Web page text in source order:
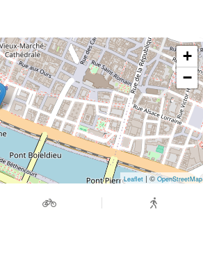
a professional, you are welcome!
to Fécamp and Étretat, insurance,
+
−
Leaflet | ©OpenStreetMap